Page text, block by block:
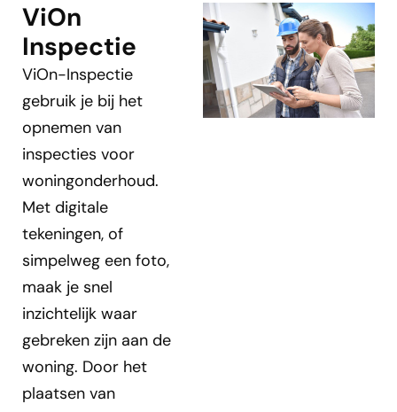
ViOn
Inspectie
ViOn-Inspectie
gebruik je bij het
opnemen van
inspecties voor
woningonderhoud.
Met digitale
tekeningen, of
simpelweg een foto,
maak je snel
inzichtelijk waar
gebreken zijn aan de
woning. Door het
plaatsen van